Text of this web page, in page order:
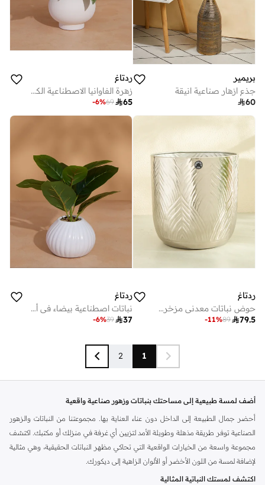
بريمير
جذع ازهار صناعية انيقة
60
ردتاغ
زهرة الفاوانيا الاصطناعية الكريمية اللون في مزهرية سيراميك – 24 سم
65
69
-6%
ردتاغ
حوض نباتات معدني مزخرف باللون الفضي
79.5
89
-11%
ردتاغ
نباتات اصطناعية بيضاء في أصيص سيراميك – 25 سم
37
39
-6%
1
2
أضف لمسة طبيعية إلى مساحتك بنباتات وزهور صناعية واقعية
أحضر جمال الطبيعة إلى الداخل دون عناء العناية بها. مجموعتنا من النباتات والزهور
الصناعية توفر طريقة مذهلة وطويلة الأمد لتزيين أي غرفة في منزلك أو مكتبك. اكتشف
مجموعة واسعة من الخيارات الواقعية التي تحاكي مظهر النباتات الحقيقية، وهي مثالية
لإضافة لمسة من اللون الأخضر أو الألوان الزاهية إلى ديكورك.
اكتشف لمستك النباتية المثالية